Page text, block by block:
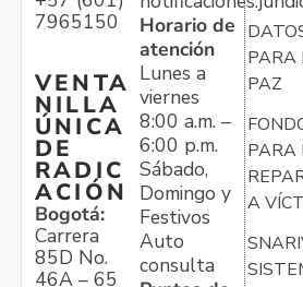
7965150
VENTA
NILLA
ÚNICA
DE
RADIC
ACIÓN
Bogotá:
Carrera
85D No.
46A – 65
Horario de
atención
Lunes a
viernes
8:00 a.m. –
6:00 p.m.
Sábado,
Domingo y
Festivos
Auto
consulta
PARA
PAZ
PARA
A